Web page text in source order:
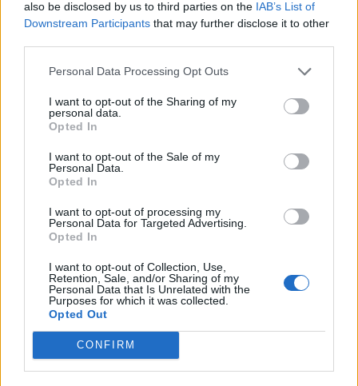
also be disclosed by us to third parties on the IAB’s List of
Downstream Participants that may further disclose it to other
Personal Data Processing Opt Outs
I want to opt-out of the Sharing of my
personal data.
Opted In
I want to opt-out of the Sale of my
Personal Data.
Opted In
I want to opt-out of processing my
Personal Data for Targeted Advertising.
Opted In
I want to opt-out of Collection, Use,
Retention, Sale, and/or Sharing of my
Personal Data that Is Unrelated with the
Purposes for which it was collected.
Opted Out
CONFIRM
menge spass ein hoch auf die gildemeisterin
gis71
Boardanalytiker
Zitat von Amastasia:
Orkus schick und wink*
13 Oktober 2014
Zitat von BlutRabe:
]Auch von mir Grüße an Orkus
War vor Ewigkeiten die erste Gilde in der ich war.